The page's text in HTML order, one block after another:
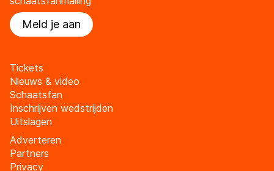
Meld je aan
Tickets
Nieuws & video
Schaatsfan
Inschrijven wedstrijden
Uitslagen
Adverteren
Partners
Privacy